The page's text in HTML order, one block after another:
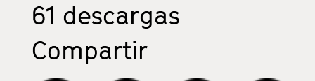
61 descargas
Compartir